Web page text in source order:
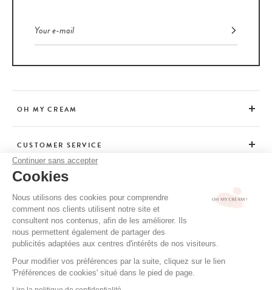
Continuer sans accepter
Cookies
Nous utilisons des cookies pour comprendre
comment nos clients utilisent notre site et
consultent nos contenus, afin de les améliorer. Ils
nous permettent également de partager des
publicités adaptées aux centres d'intérêts de nos visiteurs.
Pour modifier vos préférences par la suite, cliquez sur le lien
'Préférences de cookies' situé dans le pied de page.
OH MY CREAM
CUSTOMER SERVICE
ADVICE
CGV / CGU
TERMS OF USE
PRIVACY POLICY
CREDITS